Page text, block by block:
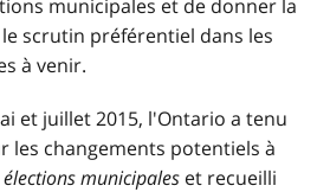
municipales et de donner la
scrutin préférentiel dans les
à venir.
et juillet 2015, l'Ontario a tenu
les changements potentiels à
municipales et recueilli